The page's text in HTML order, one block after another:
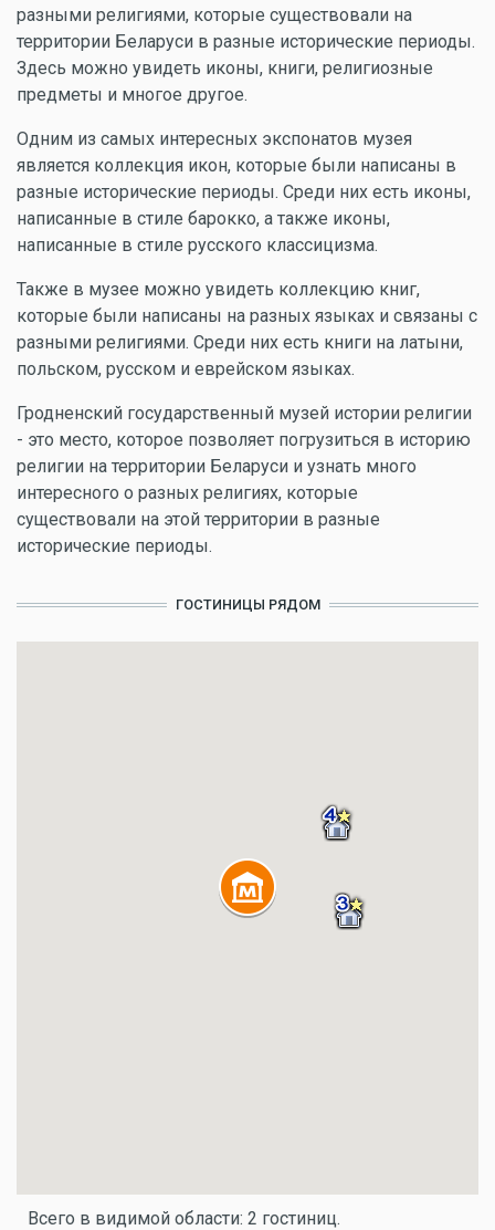
разными религиями, которые существовали на
территории Беларуси в разные исторические периоды.
Здесь можно увидеть иконы, книги, религиозные
предметы и многое другое.
Одним из самых интересных экспонатов музея
является коллекция икон, которые были написаны в
разные исторические периоды. Среди них есть иконы,
написанные в стиле барокко, а также иконы,
написанные в стиле русского классицизма.
Также в музее можно увидеть коллекцию книг,
которые были написаны на разных языках и связаны с
разными религиями. Среди них есть книги на латыни,
польском, русском и еврейском языках.
Гродненский государственный музей истории религии
- это место, которое позволяет погрузиться в историю
религии на территории Беларуси и узнать много
интересного о разных религиях, которые
существовали на этой территории в разные
исторические периоды.
ГОСТИНИЦЫ РЯДОМ
Всего в видимой области: 2 гостиниц.